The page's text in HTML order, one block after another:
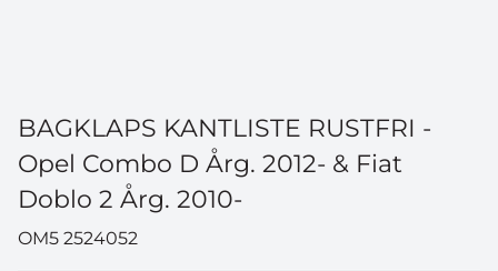
BAGKLAPS KANTLISTE RUSTFRI -
Opel Combo D Årg. 2012- & Fiat
Doblo 2 Årg. 2010-
OM5 2524052